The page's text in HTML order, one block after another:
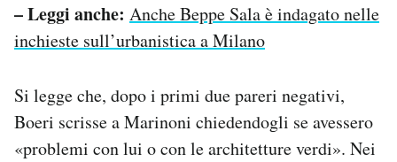
– Leggi anche: Anche Beppe Sala è indagato nelle
inchieste sull’urbanistica a Milano
Si legge che, dopo i primi due pareri negativi,
Boeri scrisse a Marinoni chiedendogli se avessero
«problemi con lui o con le architetture verdi». Nei